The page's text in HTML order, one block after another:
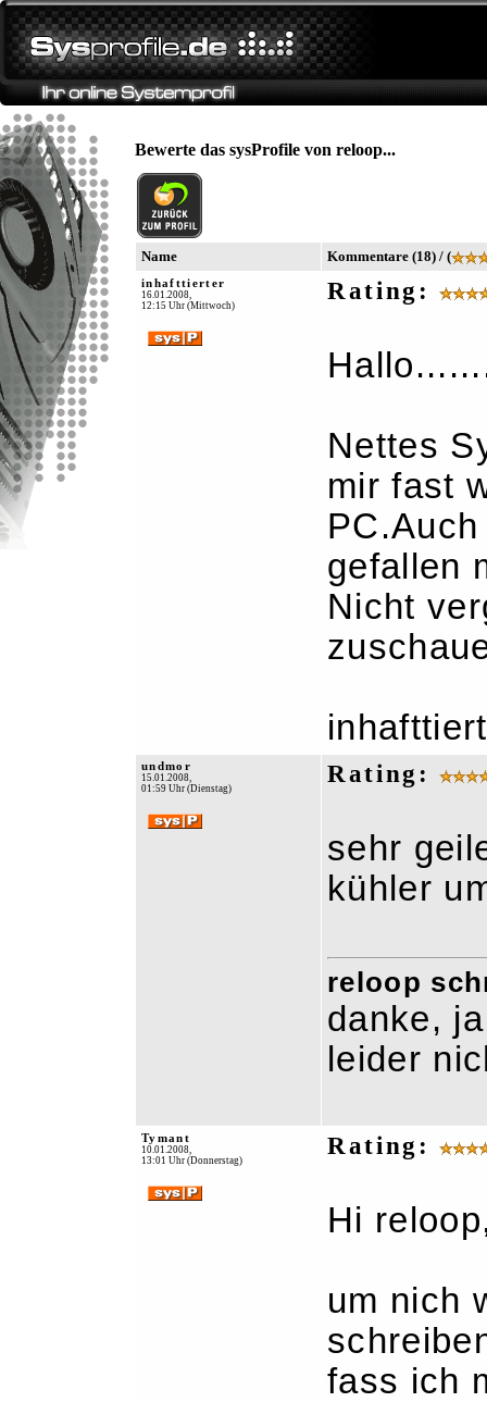
Bewerte das sysProfile von reloop...
Name Kommentare (18) / (
inhafttierter
16.01.2008,
12:15 Uhr (Mittwoch)
Rating:
Nettes
mir fast
gefallen
Nicht
undmor
15.01.2008,
01:59 Uhr (Dienstag)
Rating:
sehr
kühler
reloop
danke,
leider
Tymant
10.01.2008,
13:01 Uhr (Donnerstag)
Rating:
Hi
um nich
fass ich